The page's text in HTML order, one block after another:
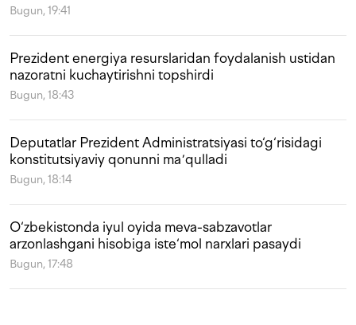
Bugun, 19:41
Prezident energiya resurslaridan foydalanish ustidan
nazoratni kuchaytirishni topshirdi
Bugun, 18:43
Deputatlar Prezident Administratsiyasi to‘g‘risidagi
konstitutsiyaviy qonunni maʼqulladi
Bugun, 18:14
O‘zbekistonda iyul oyida meva-sabzavotlar
arzonlashgani hisobiga iste‘mol narxlari pasaydi
Bugun, 17:48